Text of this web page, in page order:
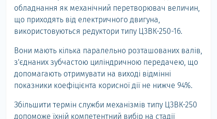
обладнання як механічний перетворювач величин,
що приходять від електричного двигуна,
використовуються редуктори типу Ц3ВК-250-16.
Вони мають кілька паралельно розташованих валів,
з'єднаних зубчастою циліндричною передачею, що
допомагають отримувати на виході відмінні
показники коефіцієнта корисної дії не нижче 94%.
Збільшити термін служби механізмів типу Ц3ВК-250
допоможе їхній компетентний вибір на стадії